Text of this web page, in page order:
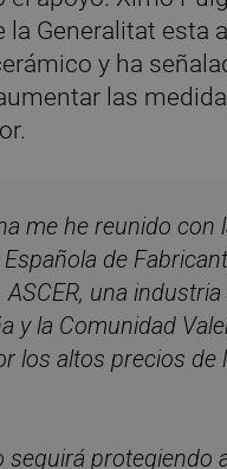
la Generalitat esta
y ha
las
me he reunido con
de
una industria
y la Comunidad
los altos precios de
seguirá protegiendo